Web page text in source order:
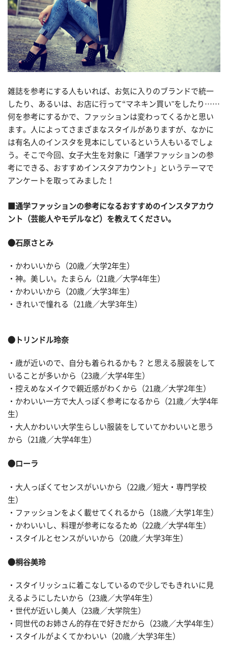
雑誌を参考にする人もいれば、お気に入りのブランドで統一
したり、あるいは、お店に行って“マネキン買い"をしたり……
何を参考にするかで、ファッションは変わってくるかと思い
ます。人によってさまざまなスタイルがありますが、なかに
は有名人のインスタを見本にしているという人もいるでしょ
う。そこで今回、女子大生を対象に「通学ファッションの参
考にできる、おすすめインスタアカウント」というテーマで
アンケートを取ってみました！
■通学ファッションの参考になるおすすめのインスタアカウ
ント（芸能人やモデルなど）を教えてください。
●石原さとみ
・かわいいから（20歳／大学2年生）
・神。美しい。たまらん（21歳／大学4年生）
・かわいいから（20歳／大学3年生）
・きれいで憧れる（21歳／大学3年生）
●トリンドル玲奈
・歳が近いので、自分も着られるかも？ と思える服装をして
いることが多いから（23歳／大学4年生）
・控えめなメイクで親近感がわくから（21歳／大学2年生）
・かわいい一方で大人っぽく参考になるから（21歳／大学4年
生）
・大人かわいい大学生らしい服装をしていてかわいいと思う
から（21歳／大学4年生）
●ローラ
・大人っぽくてセンスがいいから（22歳／短大・専門学校
生）
・ファッションをよく載せてくれるから（18歳／大学1年生）
・かわいいし、料理が参考になるため（22歳／大学4年生）
・スタイルとセンスがいいから（20歳／大学3年生）
●桐谷美玲
・スタイリッシュに着こなしているので少しでもきれいに見
えるようにしたいから（23歳／大学4年生）
・世代が近いし美人（23歳／大学院生）
・同世代のお姉さん的存在で好きだから（23歳／大学4年生）
・スタイルがよくてかわいい（20歳／大学3年生）